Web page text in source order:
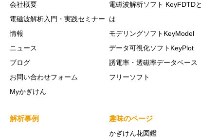
会社概要
電磁波解析入門・実践セミナー
情報
ニュース
ブログ
お問い合わせフォーム
Myかぎけん
電磁波解析ソフト KeyFDTDと
は
モデリングソフトKeyModel
データ可視化ソフトKeyPlot
誘電率・透磁率データベース
フリーソフト
解析事例 趣味のページ
かぎけん花図鑑